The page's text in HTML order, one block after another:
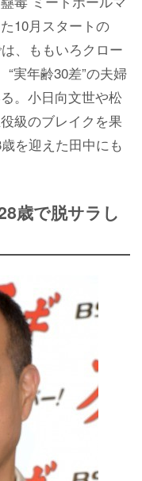
10月スタートの
、ももいろクロー
実年齢30差”の夫婦
。小日向文世や松
級のブレイクを果
を迎えた田中にも
歳で脱サラし